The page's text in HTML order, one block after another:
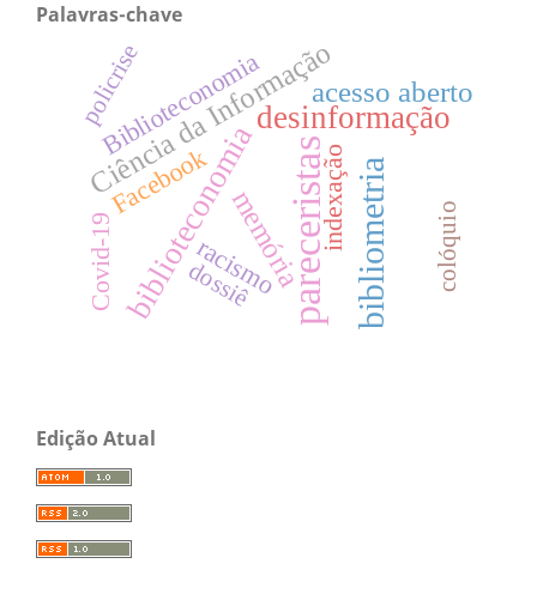
Palavras-chave
pareceristasbibliometria
desinformação
biblioteconomia
Ciência da Informaçãoacesso aberto
memória
Biblioteconomia
Facebook
racismo
indexação
Covid-19 dossiê
policrise
colóquio
Edição Atual